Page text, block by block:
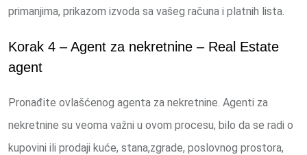
primanjima, prikazom izvoda sa vašeg računa i platnih lista.
Korak 4 – Agent za nekretnine – Real Estate
agent
Pronađite ovlašćenog agenta za nekretnine. Agenti za
nekretnine su veoma važni u ovom procesu, bilo da se radi o
kupovini ili prodaji kuće, stana,zgrade, poslovnog prostora,